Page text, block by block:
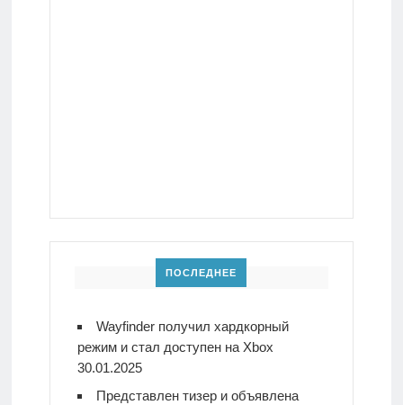
ПОСЛЕДНЕЕ
Wayfinder получил хардкорный
режим и стал доступен на Xbox
30.01.2025
Представлен тизер и объявлена